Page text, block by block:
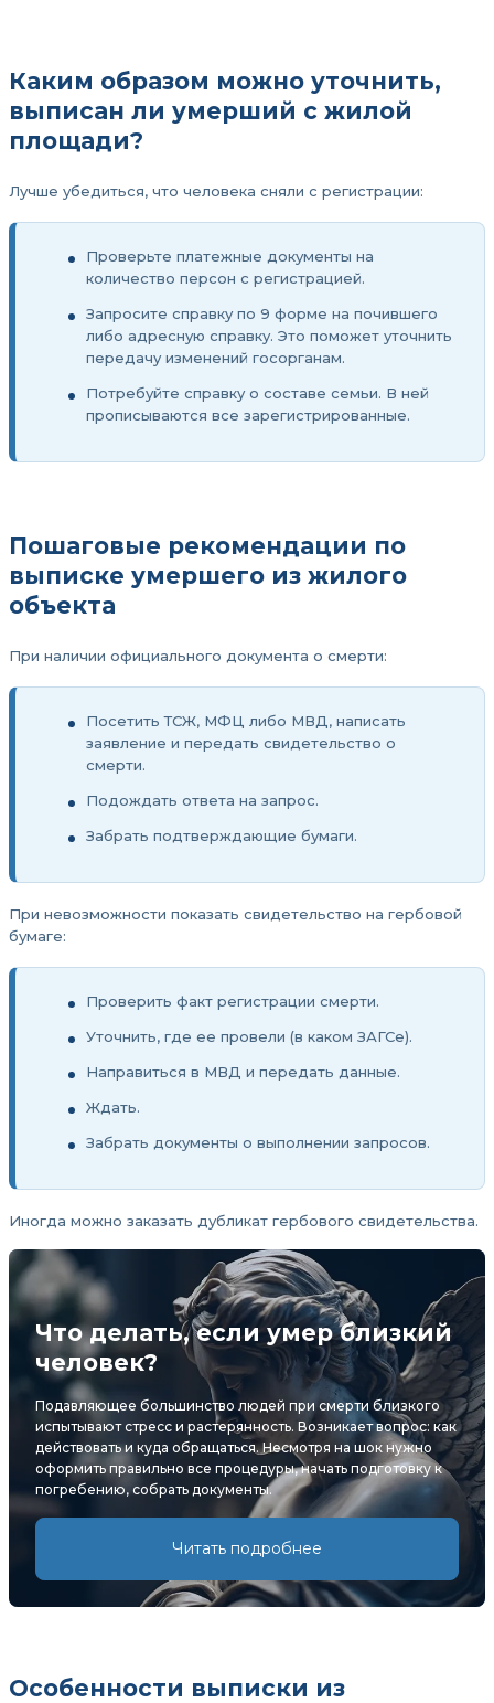
Каким образом можно уточнить,
выписан ли умерший с жилой
площади?
Лучше убедиться, что человека сняли с регистрации:
Проверьте платежные документы на
количество персон с регистрацией.
Запросите справку по 9 форме на почившего
либо адресную справку. Это поможет уточнить
передачу изменений госорганам.
Потребуйте справку о составе семьи. В ней
прописываются все зарегистрированные.
Пошаговые рекомендации по
выписке умершего из жилого
объекта
При наличии официального документа о смерти:
Посетить ТСЖ, МФЦ либо МВД, написать
заявление и передать свидетельство о
смерти.
Подождать ответа на запрос.
Забрать подтверждающие бумаги.
При невозможности показать свидетельство на гербовой
бумаге:
Проверить факт регистрации смерти.
Уточнить, где ее провели (в каком ЗАГСе).
Направиться в МВД и передать данные.
Ждать.
Забрать документы о выполнении запросов.
Иногда можно заказать дубликат гербового свидетельства.
Что делать, если умер близкий
человек?
Подавляющее большинство людей при смерти близкого
испытывают стресс и растерянность. Возникает вопрос: как
действовать и куда обращаться. Несмотря на шок нужно
оформить правильно все процедуры, начать подготовку к
погребению, собрать документы.
Читать подробнее
Особенности выписки из